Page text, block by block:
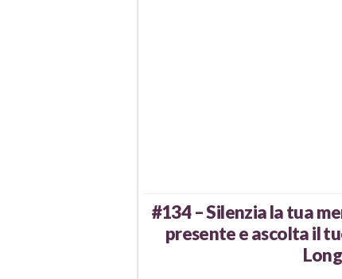
#134 – Silenzia la tua
presente e ascolta il